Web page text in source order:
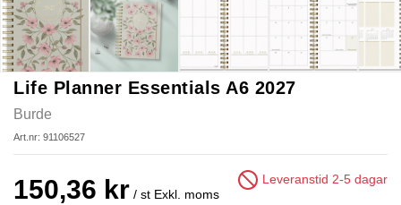
Life Planner Essentials A6 2027
Burde
Art.nr: 91106527
150,36 kr / st Exkl. moms
Leveranstid 2-5 dagar